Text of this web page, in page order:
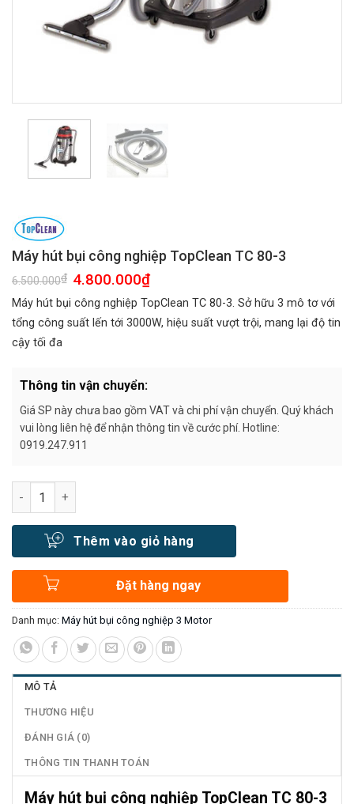
Máy hút bụi công nghiệp TopClean TC 80-3
6.500.000₫ Giá
gốc
là:
6.500.000₫.
4.800.000₫Giá
tại
là:
4.800.000₫.
Máy hút bụi công nghiệp TopClean TC 80-3. Sở hữu 3 mô tơ với
tổng công suất lến tới 3000W, hiệu suất vượt trội, mang lại độ tin
cậy tối đa
Thông tin vận chuyển:
Giá SP này chưa bao gồm VAT và chi phí vận chuyển. Quý khách
vui lòng liên hệ để nhận thông tin về cước phí. Hotline:
0919.247.911
Số lượng
Thêm vào giỏ hàng
Đặt hàng ngay
Danh mục: Máy hút bụi công nghiệp 3 Motor
MÔ TẢ
THƯƠNG HIỆU
ĐÁNH GIÁ (0)
THÔNG TIN THANH TOÁN
Máy hút bụi công nghiệp TopClean TC 80-3